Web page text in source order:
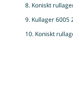
8. Koniskt
9. Kullager 6005
10. Koniskt